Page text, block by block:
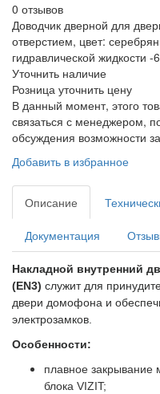
0 отзывов
Доводчик дверной для
отверстием, цвет:
гидравлической жидкости
Уточнить наличие
Розница уточнить цену
В данный момент, этого
связаться с менеджером,
обсуждения возможности
Добавить в избранное
Описание
Документация
Накладной внутренний
(EN3) служит для
двери домофона и
электрозамков.
Особенности:
плавное закрывание
блока VIZIT;